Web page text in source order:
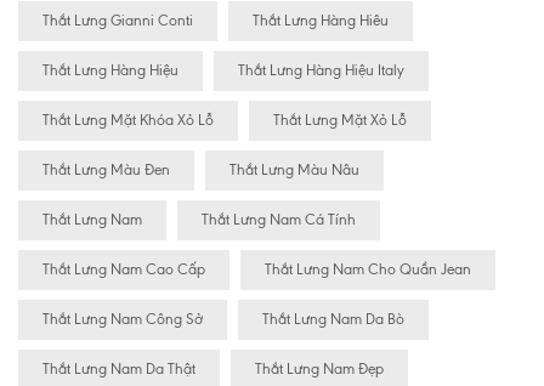
Thắt Lưng Gianni Conti Thắt Lưng Hàng Hiêu
Thắt Lưng Hàng Hiệu Thắt Lưng Hàng Hiệu Italy
Thắt Lưng Mặt Khóa Xỏ Lỗ Thắt Lưng Mặt Xỏ Lỗ
Thắt Lưng Màu Đen Thắt Lưng Màu Nâu
Thắt Lưng Nam Thắt Lưng Nam Cá Tính
Thắt Lưng Nam Cao Cấp Thắt Lưng Nam Cho Quần Jean
Thắt Lưng Nam Công Sở Thắt Lưng Nam Da Bò
Thắt Lưng Nam Da Thật Thắt Lưng Nam Đẹp